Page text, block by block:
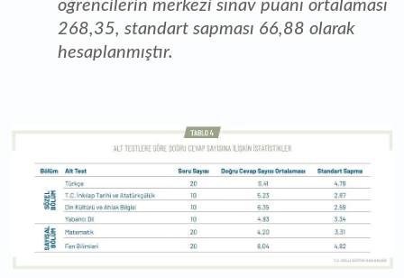
öğrencilerin merkezi sınav puanı ortalaması
268,35, standart sapması 66,88 olarak
hesaplanmıştır.